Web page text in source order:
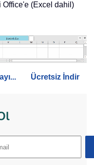
Office'e (Excel dahil)
Ücretsiz İndir